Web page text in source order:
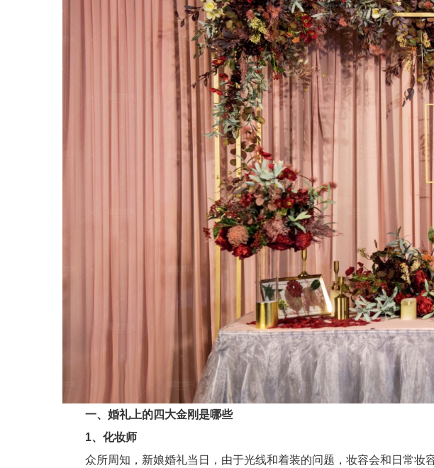
一、婚礼上的四大金刚是哪些
1、化妆师
众所周知，新娘婚礼当日，由于光线和着装的问题，妆容会和日常妆